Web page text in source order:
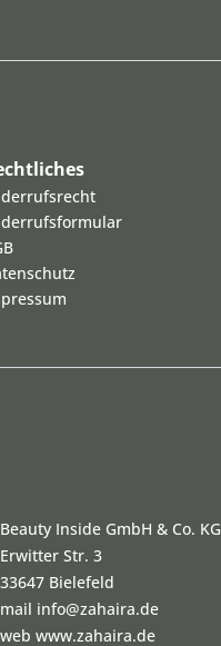
Beauty Inside GmbH & Co. KG
Erwitter Str. 3
33647 Bielefeld
mail info@zahaira.de
web www.zahaira.de